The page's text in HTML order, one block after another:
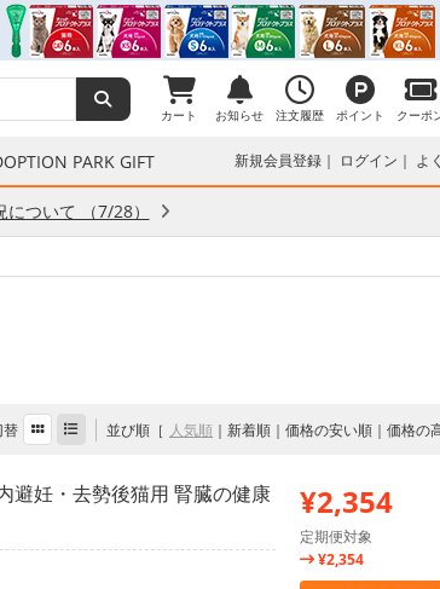
カート お知らせ 注文履歴 ポイント クーポ
PARK GIFT 新規会員登録 ログイン よ
ついて （7/28）
替 並び順 人気順 新着順 価格の安い順 価格の
避妊・去勢後猫用 腎臓の健康
¥2,354
定期便対象
¥2,354